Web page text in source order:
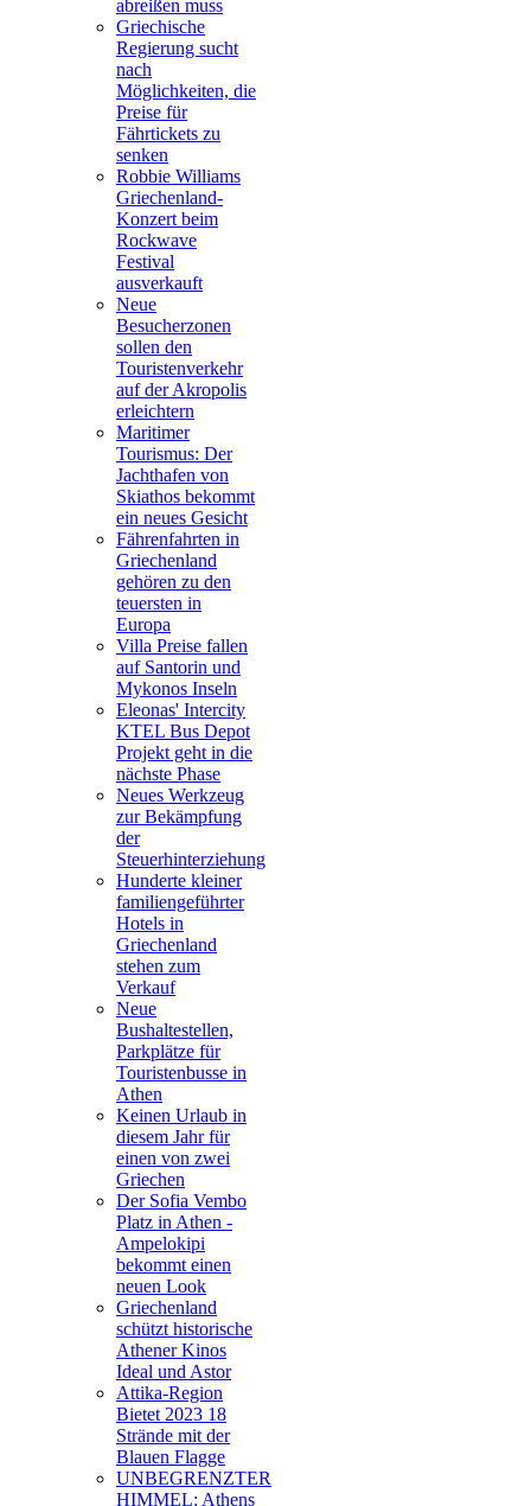
abreißen muss
Griechische
Regierung sucht
nach
Möglichkeiten, die
Preise für
Fährtickets zu
senken
Robbie Williams
Griechenland-
Konzert beim
Rockwave
Festival
ausverkauft
Neue
Besucherzonen
sollen den
Touristenverkehr
auf der Akropolis
erleichtern
Maritimer
Tourismus: Der
Jachthafen von
Skiathos bekommt
ein neues Gesicht
Fährenfahrten in
Griechenland
gehören zu den
teuersten in
Europa
Villa Preise fallen
auf Santorin und
Mykonos Inseln
Eleonas' Intercity
KTEL Bus Depot
Projekt geht in die
nächste Phase
Neues Werkzeug
zur Bekämpfung
der
Steuerhinterziehung
Hunderte kleiner
familiengeführter
Hotels in
Griechenland
stehen zum
Verkauf
Neue
Bushaltestellen,
Parkplätze für
Touristenbusse in
Athen
Keinen Urlaub in
diesem Jahr für
einen von zwei
Griechen
Der Sofia Vembo
Platz in Athen -
Ampelokipi
bekommt einen
neuen Look
Griechenland
schützt historische
Athener Kinos
Ideal und Astor
Attika-Region
Bietet 2023 18
Strände mit der
Blauen Flagge
UNBEGRENZTER
HIMMEL: Athens